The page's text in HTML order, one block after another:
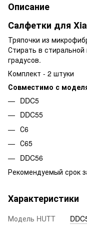
Описание
Салфетки для
Тряпочки из
Стирать в
градусов.
Комплект - 2 штуки
Совместимо с
DDC5
DDC55
С6
С65
DDC56
Рекомендуемый срок
Характеристики
Модель HUTT